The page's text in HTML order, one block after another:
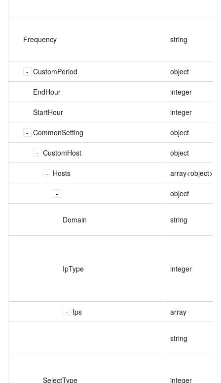
Frequency string
CustomPeriod object
EndHour integer
StartHour integer
CommonSetting object
CustomHost object
Hosts array<object>
object
Domain string
IpType integer
Ips array
string
SelectType integer